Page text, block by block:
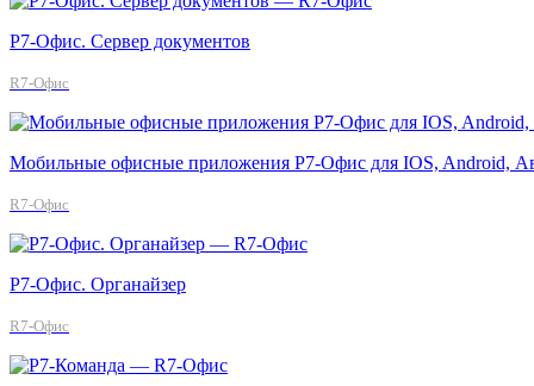
Р7-Офис. Сервер документов
R7-Офис
Мобильные офисные приложения Р7-Офис для IOS, Android,
R7-Офис
Р7-Офис. Органайзер
R7-Офис